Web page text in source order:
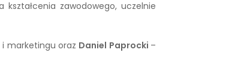
kształcenia zawodowego, uczelnie
marketingu oraz Daniel Paprocki –